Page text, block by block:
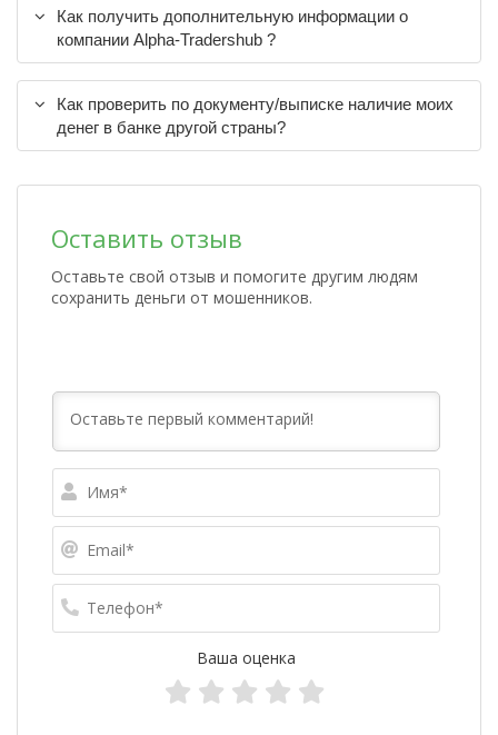
Как получить дополнительную информации о
компании Alpha-Tradershub ?
Как проверить по документу/выписке наличие моих
денег в банке другой страны?
Оставить отзыв
Оставьте свой отзыв и помогите другим людям
сохранить деньги от мошенников.
Ваша оценка